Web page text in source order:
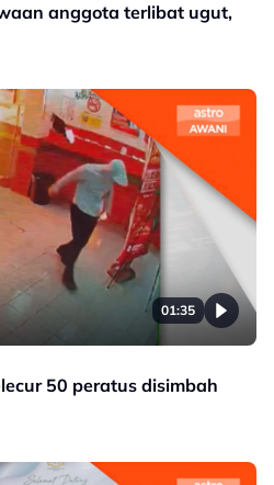
anggota terlibat ugut,
01:35
50 peratus disimbah